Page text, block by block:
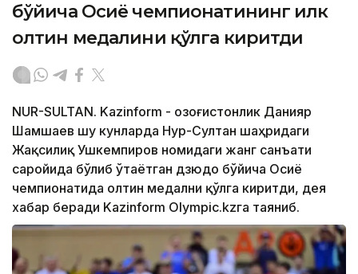
бўйича Осиё чемпионатининг илк
олтин медалини қўлга киритди
NUR-SULTAN. Kazinform - Қозоғистонлик Данияр
Шамшаев шу кунларда Нур-Султан шаҳридаги
Жақсилиқ Ушкемпиров номидаги жанг санъати
саройида бўлиб ўтаётган дзюдо бўйича Осиё
чемпионатида олтин медални қўлга киритди, дея
хабар беради Kazinform Оlympic.kzга таяниб.